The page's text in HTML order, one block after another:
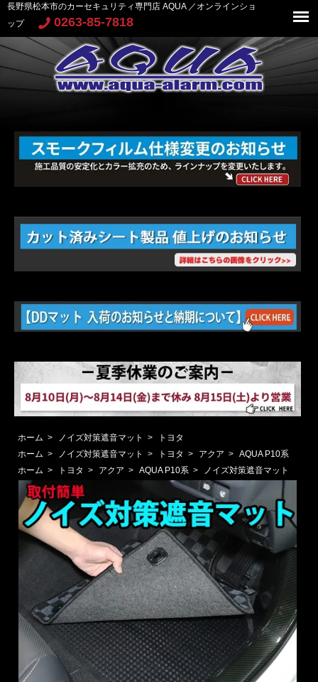
長野県松本市のカーセキュリティ専門店 AQUA ／オンラインショ
ップ
0263-85-7818
ホーム > ノイズ対策遮音マット >
トヨタ
ホーム > ノイズ対策遮音マット > トヨタ > アクア > AQUA P10系
ホーム > トヨタ > アクア > AQUA P10系 > ノイズ対策遮音マット